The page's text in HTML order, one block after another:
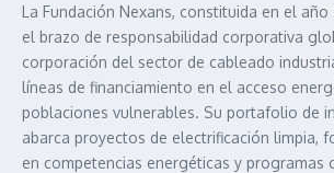
La Fundación Nexans, constituida en el año
el brazo de responsabilidad corporativa
corporación del sector de cableado
líneas de financiamiento en el acceso
poblaciones vulnerables. Su portafolio de
abarca proyectos de electrificación limpia,
en competencias energéticas y programas